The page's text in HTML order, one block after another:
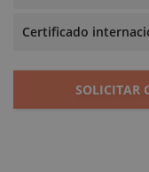
Certificado
SOLICITAR